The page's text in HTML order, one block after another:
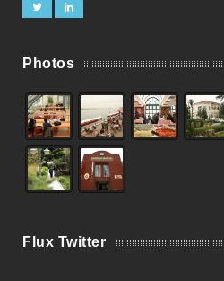
Photos
Flux Twitter